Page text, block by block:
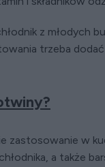
z młodych
trzeba dodać
zastosowanie w
a także